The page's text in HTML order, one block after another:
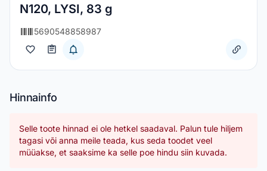
N120, LYSI, 83 g
5690548858987
Hinnainfo
Selle toote hinnad ei ole hetkel saadaval. Palun tule hiljem
tagasi või anna meile teada, kus seda toodet veel
müüakse, et saaksime ka selle poe hindu siin kuvada.